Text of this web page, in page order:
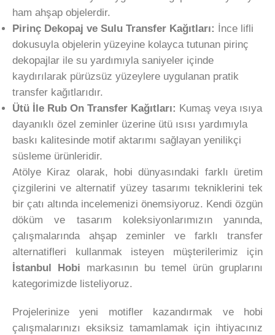
ham ahşap objelerdir.
Pirinç Dekopaj ve Sulu Transfer Kağıtları: İnce lifli
dokusuyla objelerin yüzeyine kolayca tutunan pirinç
dekopajlar ile su yardımıyla saniyeler içinde
kaydırılarak pürüzsüz yüzeylere uygulanan pratik
transfer kağıtlarıdır.
Ütü İle Rub On Transfer Kağıtları: Kumaş veya ısıya
dayanıklı özel zeminler üzerine ütü ısısı yardımıyla
baskı kalitesinde motif aktarımı sağlayan yenilikçi
süsleme ürünleridir.
Atölye Kiraz olarak, hobi dünyasındaki farklı üretim
çizgilerini ve alternatif yüzey tasarımı tekniklerini tek
bir çatı altında incelemenizi önemsiyoruz. Kendi özgün
döküm ve tasarım koleksiyonlarımızın yanında,
çalışmalarında ahşap zeminler ve farklı transfer
alternatifleri kullanmak isteyen müşterilerimiz için
İstanbul Hobi markasının bu temel ürün gruplarını
kategorimizde listeliyoruz.
Projelerinize yeni motifler kazandırmak ve hobi
çalışmalarınızı eksiksiz tamamlamak için ihtiyacınız